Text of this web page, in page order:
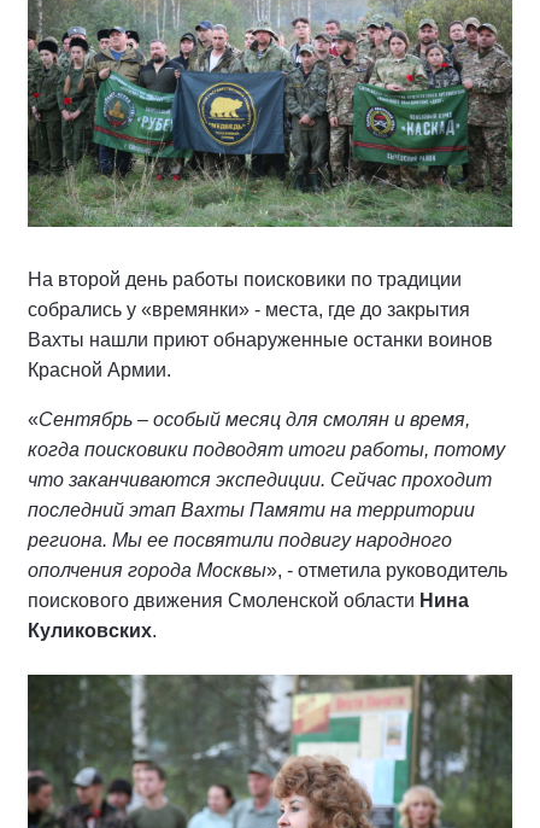
На второй день работы поисковики по традиции
собрались у «времянки» - места, где до закрытия
Вахты нашли приют обнаруженные останки воинов
Красной Армии.
«Сентябрь – особый месяц для смолян и время,
когда поисковики подводят итоги работы, потому
что заканчиваются экспедиции. Сейчас проходит
последний этап Вахты Памяти на территории
региона. Мы ее посвятили подвигу народного
ополчения города Москвы», - отметила руководитель
поискового движения Смоленской области Нина
Куликовских.